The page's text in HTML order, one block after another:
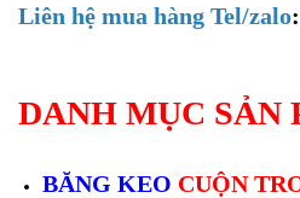
Liên hệ mua hàng Tel/zalo:
DANH MỤC SẢN
BĂNG KEO CUỘN